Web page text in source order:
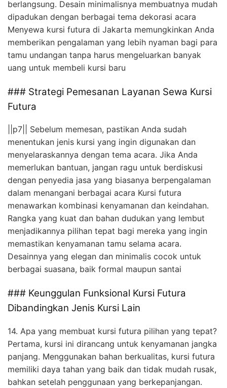
berlangsung. Desain minimalisnya membuatnya mudah
dipadukan dengan berbagai tema dekorasi acara
Menyewa kursi futura di Jakarta memungkinkan Anda
memberikan pengalaman yang lebih nyaman bagi para
tamu undangan tanpa harus mengeluarkan banyak
uang untuk membeli kursi baru
### Strategi Pemesanan Layanan Sewa Kursi
Futura
||p7|| Sebelum memesan, pastikan Anda sudah
menentukan jenis kursi yang ingin digunakan dan
menyelaraskannya dengan tema acara. Jika Anda
memerlukan bantuan, jangan ragu untuk berdiskusi
dengan penyedia jasa yang biasanya berpengalaman
dalam menangani berbagai acara Kursi futura
menawarkan kombinasi kenyamanan dan keindahan.
Rangka yang kuat dan bahan dudukan yang lembut
menjadikannya pilihan tepat bagi mereka yang ingin
memastikan kenyamanan tamu selama acara.
Desainnya yang elegan dan minimalis cocok untuk
berbagai suasana, baik formal maupun santai
### Keunggulan Funksional Kursi Futura
Dibandingkan Jenis Kursi Lain
14. Apa yang membuat kursi futura pilihan yang tepat?
Pertama, kursi ini dirancang untuk kenyamanan jangka
panjang. Menggunakan bahan berkualitas, kursi futura
memiliki daya tahan yang baik dan tidak mudah rusak,
bahkan setelah penggunaan yang berkepanjangan.